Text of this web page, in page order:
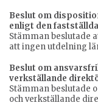
Beslut om
enligt den
Stämman beslutade
att ingen utdelning
Beslut om
verkställande
Stämman beslutade
och verkställande